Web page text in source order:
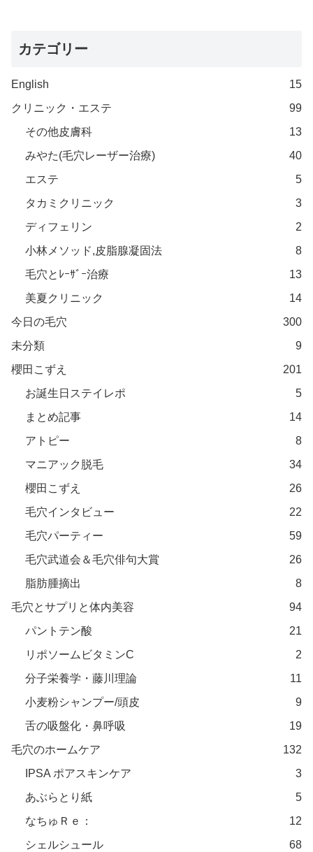
カテゴリー
English
15
クリニック・エステ
99
その他皮膚科
13
みやた(毛穴レーザー治療)
40
エステ
5
タカミクリニック
3
ディフェリン
2
小林メソッド,皮脂腺凝固法
8
毛穴とﾚｰｻﾞｰ治療
13
美夏クリニック
14
今日の毛穴
300
未分類
9
櫻田こずえ
201
お誕生日ステイレポ
5
まとめ記事
14
アトピー
8
マニアック脱毛
34
櫻田こずえ
26
毛穴インタビュー
22
毛穴パーティー
59
毛穴武道会＆毛穴俳句大賞
26
脂肪腫摘出
8
毛穴とサプリと体内美容
94
パントテン酸
21
リポソームビタミンC
2
分子栄養学・藤川理論
11
小麦粉シャンプー/頭皮
9
舌の吸盤化・鼻呼吸
19
毛穴のホームケア
132
IPSA ポアスキンケア
3
あぶらとり紙
5
なちゅＲｅ：
12
シェルシュール
68